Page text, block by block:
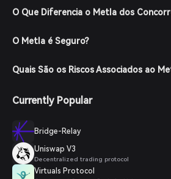
O Que Diferencia o Metla dos
O Metla é Seguro?
Quais São os Riscos Associados ao
Currently Popular
Bridge-Relay
Uniswap V3
Decentralized trading protocol
Virtuals Protocol